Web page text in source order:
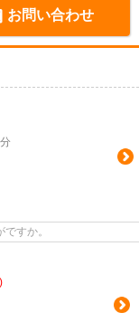
お問い合わせ
すか。